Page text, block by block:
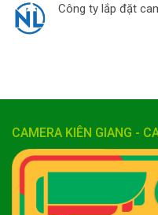
Công ty lắp đặt
CAMERA KIÊN GIANG -